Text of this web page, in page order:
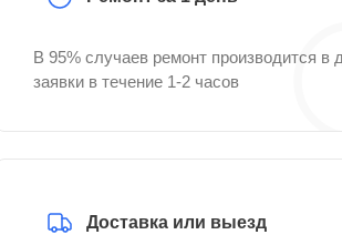
В 95% случаев ремонт производится в
заявки в течение 1-2 часов
Доставка или выезд